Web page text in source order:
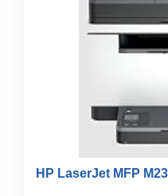
HP LaserJet MFP